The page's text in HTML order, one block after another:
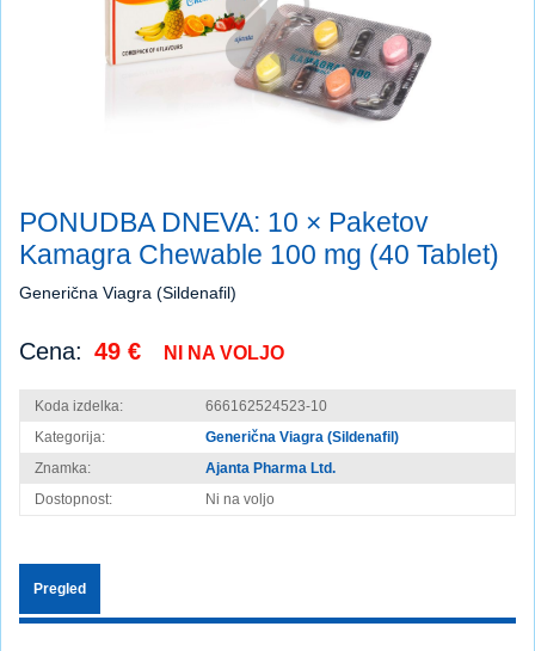
PONUDBA DNEVA: 10 × Paketov
Kamagra Chewable 100 mg (40 Tablet)
Generična Viagra (Sildenafil)
Cena: 49 € NI NA VOLJO
Koda izdelka:
666162524523-10
Kategorija:
Generična Viagra (Sildenafil)
Znamka:
Ajanta Pharma Ltd.
Dostopnost:
Ni na voljo
Pregled